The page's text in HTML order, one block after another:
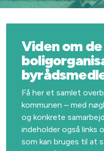
Viden om
Få her et samlet
kommunen – med
og konkrete
indeholder også links
som kan bruges til at